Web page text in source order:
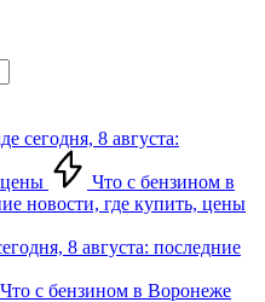
сегодня, 8 августа:
цены
Что с бензином в
новости, где купить, цены
8 августа: последние
Что с бензином в Воронеже